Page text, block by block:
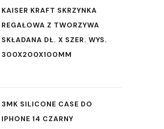
KAISER KRAFT SKRZYNKA
REGAŁOWA Z TWORZYWA
SKŁADANA DŁ. X SZER. WYS.
300X200X100MM
3MK SILICONE CASE DO
IPHONE 14 CZARNY